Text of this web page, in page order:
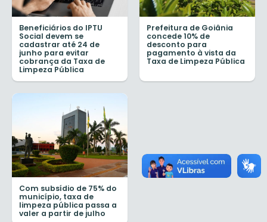
Beneficiários do IPTU
Social devem se
cadastrar até 24 de
junho para evitar
cobrança da Taxa de
Limpeza Pública
Prefeitura de Goiânia
concede 10% de
desconto para
pagamento à vista da
Taxa de Limpeza Pública
Com subsídio de 75% do
município, taxa de
limpeza pública passa a
valer a partir de julho